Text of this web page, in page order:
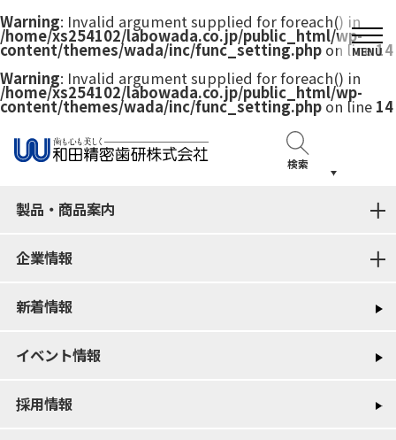
Warning: Invalid argument supplied for foreach() in
/home/xs254102/labowada.co.jp/public_html/wp-
content/themes/wada/inc/func_setting.php on line14
Warning: Invalid argument supplied for foreach() in
/home/xs254102/labowada.co.jp/public_html/wp-
content/themes/wada/inc/func_setting.php on line 14
検索
MENU
製品・商品案内
企業情報
新着情報
イベント情報
採用情報